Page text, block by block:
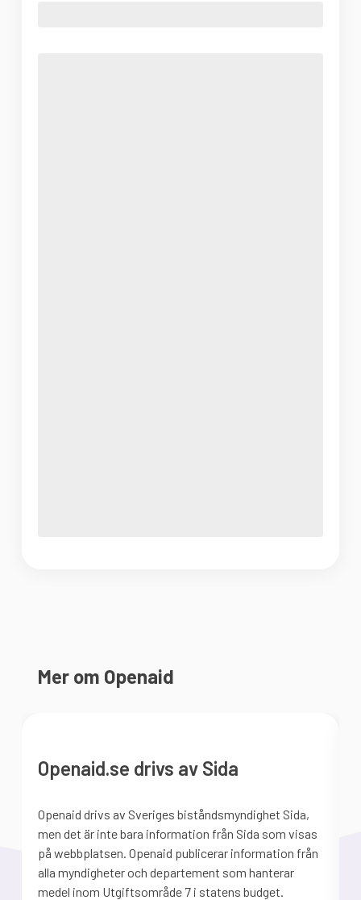
Mer om Openaid
Openaid.se drivs av Sida
Openaid drivs av Sveriges biståndsmyndighet Sida,
men det är inte bara information från Sida som visas
på webbplatsen. Openaid publicerar information från
alla myndigheter och departement som hanterar
medel inom Utgiftsområde 7 i statens budget.